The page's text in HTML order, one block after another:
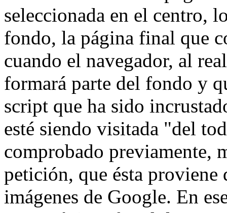
seleccionada en el centro,
fondo, la página final que
cuando el navegador, al
formará parte del fondo y
script que ha sido
esté siendo visitada "del
comprobado previamente,
petición, que ésta proviene
imágenes de Google. En